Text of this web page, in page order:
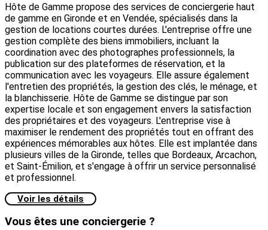
Hôte de Gamme propose des services de conciergerie haut
de gamme en Gironde et en Vendée, spécialisés dans la
gestion de locations courtes durées. L'entreprise offre une
gestion complète des biens immobiliers, incluant la
coordination avec des photographes professionnels, la
publication sur des plateformes de réservation, et la
communication avec les voyageurs. Elle assure également
l'entretien des propriétés, la gestion des clés, le ménage, et
la blanchisserie. Hôte de Gamme se distingue par son
expertise locale et son engagement envers la satisfaction
des propriétaires et des voyageurs. L'entreprise vise à
maximiser le rendement des propriétés tout en offrant des
expériences mémorables aux hôtes. Elle est implantée dans
plusieurs villes de la Gironde, telles que Bordeaux, Arcachon,
et Saint-Émilion, et s'engage à offrir un service personnalisé
et professionnel.
Voir les détails
Vous êtes une conciergerie ?